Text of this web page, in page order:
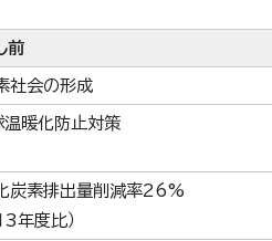
前
社会の形成
温暖化防止対策
炭素排出量削減率26%
年度比）